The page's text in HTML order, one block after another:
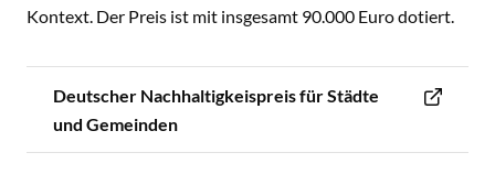
Kontext. Der Preis ist mit insgesamt 90.000 Euro dotiert.
Deutscher Nachhaltigkeispreis für Städte
und Gemeinden